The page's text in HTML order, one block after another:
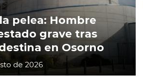
pelea: Hombre
grave tras
en Osorno
de 2026